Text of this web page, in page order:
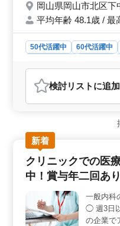
週休2日
方、建築
面優遇し
ける方、
岡山県岡山市北区下
平均年齢 48.1歳 / 最
50代活躍中 60代活躍中
おすすめポイント
＜充実した勤務環境と
円から800万円という高
給されるため、経済的に
週休2日制で、オンとオ
的に働きやすい環境が
方に優遇あり＞ 建築施
や、建築施工管理経験が
して即戦力として活躍
す。 ＜快適な住居と
提供されるため、転居が
検討リスト に追加
新着
クリニックでの医
中！賞与年二回あり
一般内科
◯ 週3日
の企業で